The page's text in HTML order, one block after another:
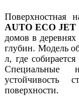
Поверхностная
AUTO ECO JET
домов в
глубин. Модель
л, где
Специальные
устойчивость
поверхности.